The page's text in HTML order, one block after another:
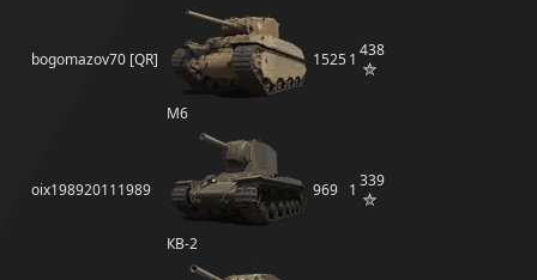
bogomazov70 [QR]
M6
15251 438
oix198920111989
КВ-2
969 1 339